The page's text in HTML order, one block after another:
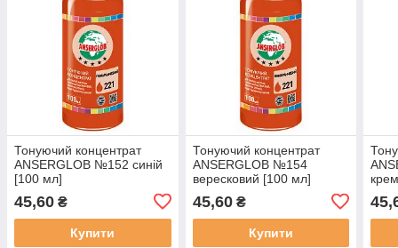
Тонуючий концентрат
ANSERGLOB №152 синій
[100 мл]
45,60 ₴
Купити
Тонуючий концентрат
ANSERGLOB №154
вересковий [100 мл]
45,60₴
Купити